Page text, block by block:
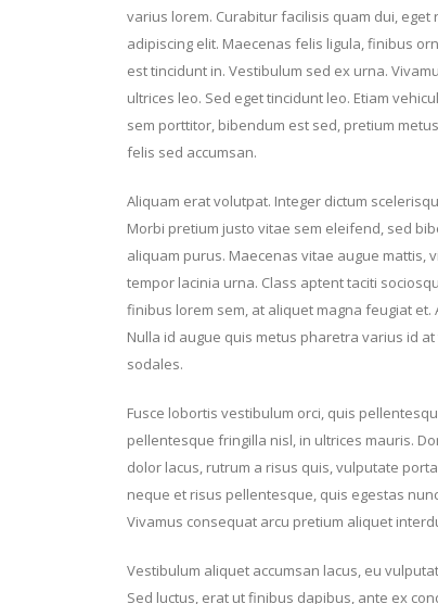
varius lorem. Curabitur facilisis quam dui,
adipiscing elit. Maecenas felis ligula, finibus
est tincidunt in. Vestibulum sed ex urna.
ultrices leo. Sed eget tincidunt leo. Etiam
sem porttitor, bibendum est sed, pretium
felis sed accumsan.
Aliquam erat volutpat. Integer dictum
Morbi pretium justo vitae sem eleifend, sed
aliquam purus. Maecenas vitae augue mattis,
tempor lacinia urna. Class aptent taciti
finibus lorem sem, at aliquet magna feugiat
Nulla id augue quis metus pharetra varius id
sodales.
Fusce lobortis vestibulum orci, quis
pellentesque fringilla nisl, in ultrices mauris.
dolor lacus, rutrum a risus quis, vulputate
neque et risus pellentesque, quis egestas
Vivamus consequat arcu pretium aliquet
Vestibulum aliquet accumsan lacus, eu
Sed luctus, erat ut finibus dapibus, ante ex